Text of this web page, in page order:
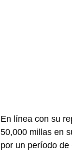
En línea con su
50,000 millas en
por un período de